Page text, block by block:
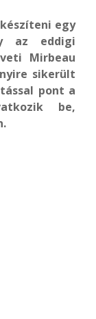
egy
az eddigi
Mirbeau
sikerült
pont a
be,